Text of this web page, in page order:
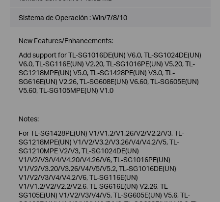
Sistema de Operación : Win/7/8/10
New Features/Enhancements:
Add support for TL-SG1016DE(UN) V6.0, TL-SG1024DE(UN)
V6.0, TL-SG116E(UN) V2.20, TL-SG1016PE(UN) V5.20, TL-
SG1218MPE(UN) V5.0, TL-SG1428PE(UN) V3.0, TL-
SG616E(UN) V2.26, TL-SG608E(UN) V6.60, TL-SG605E(UN)
V5.60, TL-SG105MPE(UN) V1.0
Notes:
For TL-SG1428PE(UN) V1/V1.2/V1.26/V2/V2.2/V3, TL-
SG1218MPE(UN) V1/V2/V3.2/V3.26/V4/V4.2/V5, TL-
SG1210MPE V2/V3, TL-SG1024DE(UN)
V1/V2/V3/V4/V4.20/V4.26/V6, TL-SG1016PE(UN)
V1/V2/V3.20/V3.26/V4/V5/V5.2, TL-SG1016DE(UN)
V1/V2/V3/V4/V4.2/V6, TL-SG116E(UN)
V1/V1.2/V2/V2.2/V2.6, TL-SG616E(UN) V2.26, TL-
SG105E(UN) V1/V2/V3/V4/V5, TL-SG605E(UN) V5.6, TL-